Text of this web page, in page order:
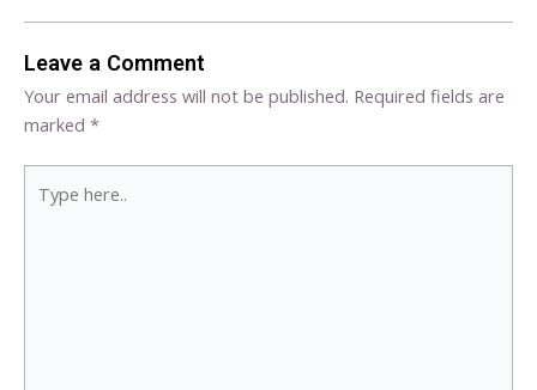
Leave a Comment
Your email address will not be published. Required fields are
marked *
here..